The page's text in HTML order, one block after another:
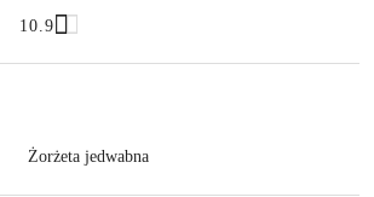
10.9
Żorżeta jedwabna